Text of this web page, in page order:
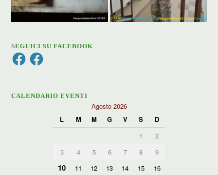
SEGUICI SU FACEBOOK
FacebookFacebook
CALENDARIO EVENTI
Agosto 2026
L
M M G V S
D
1
2
3
4 5 6 7 8 9
10 11 12 13 14 15
16